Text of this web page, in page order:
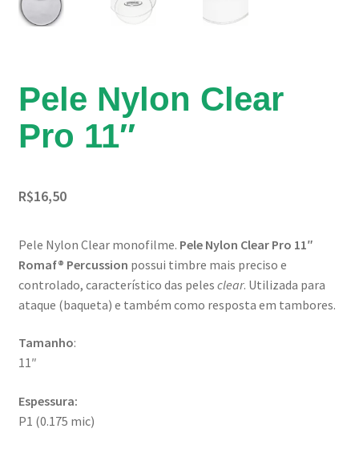
Pele Nylon Clear
Pro 11″
R$16,50
Pele Nylon Clear monofilme. Pele Nylon Clear Pro 11″
Romaf® Percussion possui timbre mais preciso e
controlado, característico das peles clear. Utilizada para
ataque (baqueta) e também como resposta em tambores.
Tamanho:
11″
Espessura:
P1 (0.175 mic)